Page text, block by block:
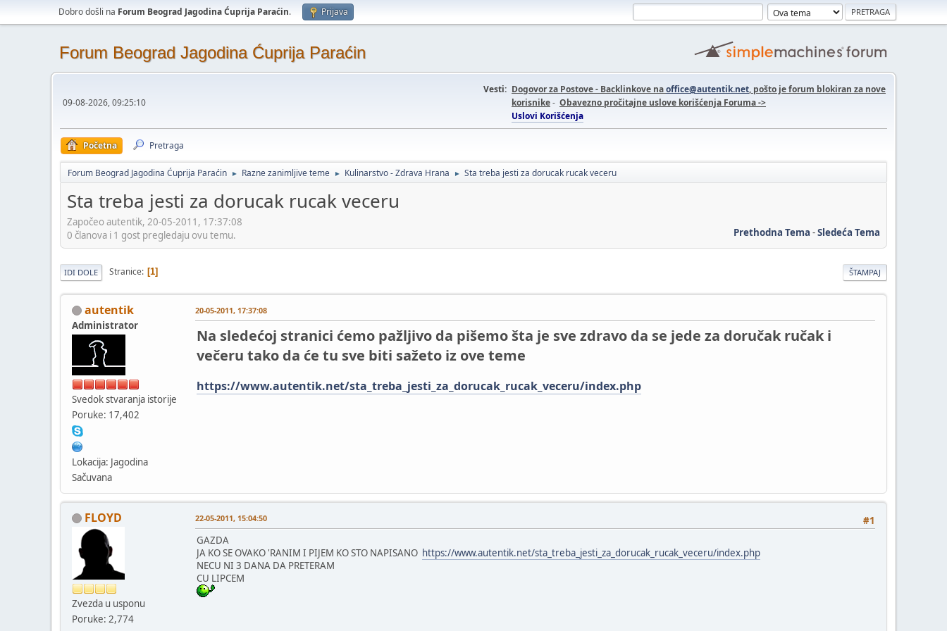
Dobro došli na Forum Beograd Jagodina Ćuprija Paraćin. Prijava
Forum Beograd Jagodina Ćuprija Paraćin
09-08-2026, 09:25:10
Vesti: Dogovor za Postove - Backlinkove naoffice@autentik.net, pošto je forum blokiran za nove
korisnike- Obavezno pročitajne uslove korišćenja Foruma ->
Uslovi Korišćenja
Početna Pretraga
Forum Beograd Jagodina Ćuprija Paraćin ► Razne zanimljive teme ► Kulinarstvo - Zdrava Hrana ► Sta treba jesti za dorucak rucak veceru
Sta treba jesti za dorucak rucak veceru
Započeo autentik, 20-05-2011, 17:37:08
Prethodna Tema -Sledeća Tema
0 članova i 1 gost pregledaju ovu temu.
ŠTAMPAJ
IDI DOLE Stranice 1
autentik
Administrator
Svedok stvaranja istorije
Poruke: 17,402
Lokacija: Jagodina
Sačuvana
20-05-2011, 17:37:08
Na sledećoj stranici ćemo pažljivo da pišemo šta je sve zdravo da se jede za doručak ručak i
večeru tako da će tu sve biti sažeto iz ove teme
https://www.autentik.net/sta_treba_jesti_za_dorucak_rucak_veceru/index.php
FLOYD
Zvezda u usponu
Poruke: 2,774
#1
22-05-2011, 15:04:50
GAZDA
JA KO SE OVAKO 'RANIM I PIJEM KO STO NAPISANO https://www.autentik.net/sta_treba_jesti_za_dorucak_rucak_veceru/index.php
NECU NI 3 DANA DA PRETERAM
CU LIPCEM